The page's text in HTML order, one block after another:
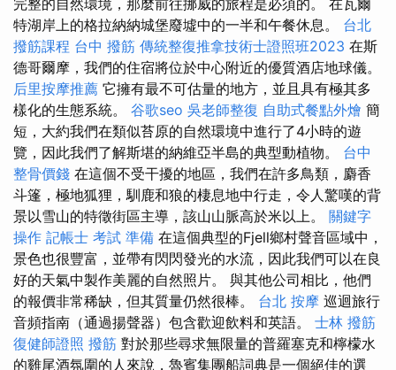
完整的自然環境，那麼前往挪威的旅程是必須的。 在瓦爾
特湖岸上的格拉納納城堡廢墟中的一半和午餐休息。 台北
撥筋課程 台中 撥筋 傳統整復推拿技術士證照班2023 在斯
德哥爾摩，我們的住宿將位於中心附近的優質酒店地球儀。
后里按摩推薦 它擁有最不可估量的地方，並且具有極其多
樣化的生態系統。 谷歌seo 吳老師整復 自助式餐點外燴 簡
短，大約我們在類似苔原的自然環境中進行了4小時的遊
覽，因此我們了解斯堪的納維亞半島的典型動植物。 台中
整骨價錢 在這個不受干擾的地區，我們在許多鳥類，麝香
斗篷，極地狐狸，馴鹿和狼的棲息地中行走，令人驚嘆的背
景以雪山的特徵街區主導，該山山脈高於米以上。 關鍵字
操作 記帳士 考試 準備 在這個典型的Fjell鄉村聲音區域中，
景色也很豐富，並帶有閃閃發光的水流，因此我們可以在良
好的天氣中製作美麗的自然照片。 與其他公司相比，他們
的報價非常稀缺，但其質量仍然很棒。 台北 按摩 巡迴旅行
音頻指南（通過揚聲器）包含歡迎飲料和英語。 士林 撥筋
復健師證照 撥筋 對於那些尋求無限量的普羅塞克和檸檬水
的雞尾酒氛圍的人來說，魯賓集團船詞典是一個絕佳的選